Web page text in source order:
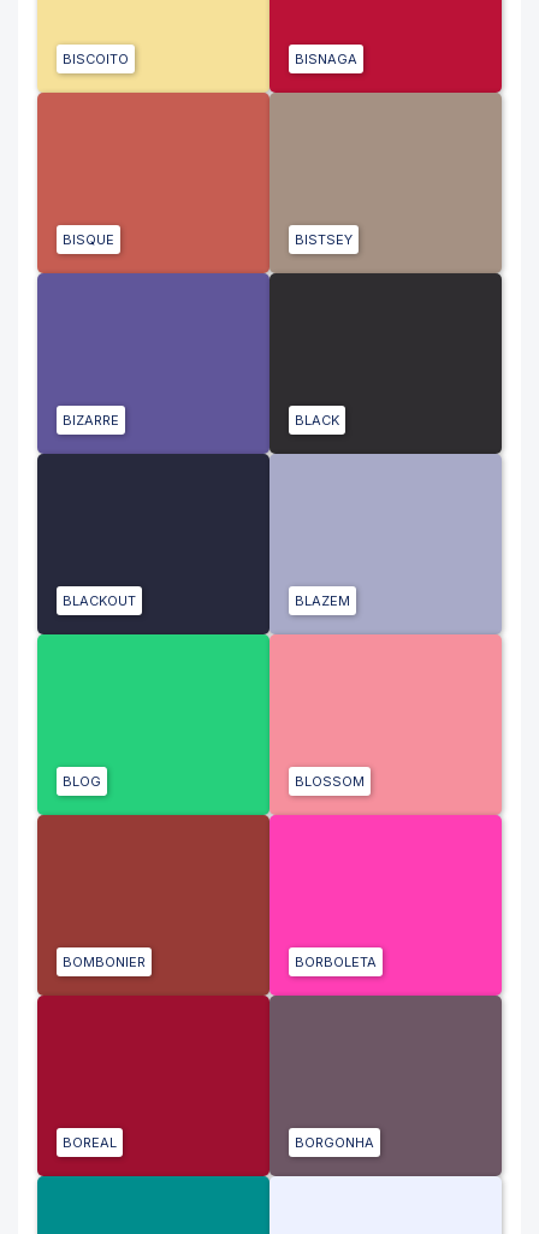
BISCOITO BISNAGA
BISQUE BISTSEY
BIZARRE BLACK
BLACKOUT BLAZEM
BLOG BLOSSOM
BOMBONIER BORBOLETA
BOREAL BORGONHA